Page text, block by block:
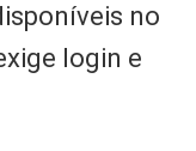
no
login e